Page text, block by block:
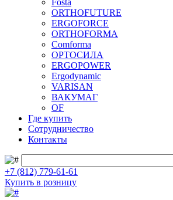
Fosta
ORTHOFUTURE
ERGOFORCE
ORTHOFORMA
Comforma
ОРТОСИЛА
ERGOPOWER
Ergodynamic
VARISAN
ВАКУМАГ
OF
Где купить
Сотрудничество
Контакты
+7 (812) 779-61-61
Купить в розницу